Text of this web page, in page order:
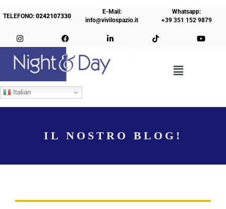
TELEFONO:0242107330
E-Mail:
info@vivilospazio.it
Whatsapp:
+39 351 152 9879
Italian
IL NOSTRO BLOG!